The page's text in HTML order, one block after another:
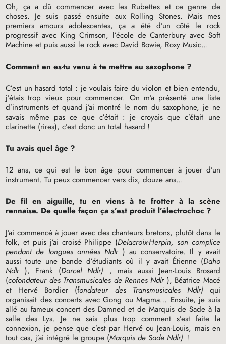
Oh, ça a dû commencer avec les Rubettes et ce genre de
choses. Je suis passé ensuite aux Rolling Stones. Mais mes
premiers amours adolescentes, ça a été d’un côté le rock
progressif avec King Crimson, l’école de Canterbury avec Soft
Machine et puis aussi le rock avec David Bowie, Roxy Music…
Comment en es-tu venu à te mettre au saxophone ?
C’est un hasard total : je voulais faire du violon et bien entendu,
j’étais trop vieux pour commencer. On m’a présenté une liste
d’instruments et quand j’ai montré le nom du saxophone, je ne
savais même pas ce que c’était : je croyais que c’était une
clarinette (rires), c’est donc un total hasard !
Tu avais quel âge ?
12 ans, ce qui est le bon âge pour commencer à jouer d’un
instrument. Tu peux commencer vers dix, douze ans…
De fil en aiguille, tu en viens à te frotter à la scène
rennaise. De quelle façon ça s’est produit l’électrochoc ?
J’ai commencé à jouer avec des chanteurs bretons, plutôt dans le
folk, et puis j’ai croisé Philippe (Delacroix-Herpin, son complice
pendant de longues années Ndlr ) au conservatoire. Il y avait
aussi toute une bande d’étudiants où il y avait Étienne (Daho
Ndlr), Frank (Darcel Ndlr) , mais aussi Jean-Louis Brosard
(cofondateur des Transmusicales de Rennes Ndlr ), Béatrice Macé
et Hervé Bordier (fondateur des Transmusicales Ndlr) qui
organisait des concerts avec Gong ou Magma… Ensuite, je suis
allé au fameux concert des Damned et de Marquis de Sade à la
salle des Lys. Je ne sais plus trop comment s’est faite la
connexion, je pense que c’est par Hervé ou Jean-Louis, mais en
tout cas, j’ai intégré le groupe (Marquis de Sade Ndlr) !